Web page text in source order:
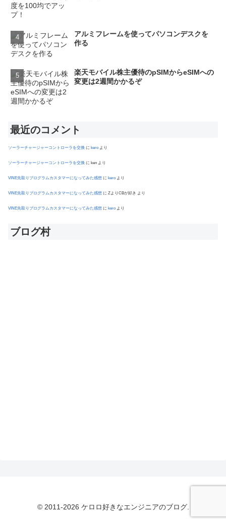
アルミフレームを使ってパソコンデスクを
作る
楽天モバイル株主優待のpSIMからeSIMへの
変更は2週間かかるぞ
最近のコメント
ソーラーチャージャーコントローラを交換 に kero より
ソーラーチャージャーコントローラを交換 に ken より
VINE先取りプログラムカスタマーになってみた感想 に kero より
VINE先取りプログラムカスタマーになってみた感想 に ZよりCBが好き より
VINE先取りプログラムカスタマーになってみた感想 に kero より
ブログ村
© 2011-2026 ケロロ好きなエンジニアのブログ.